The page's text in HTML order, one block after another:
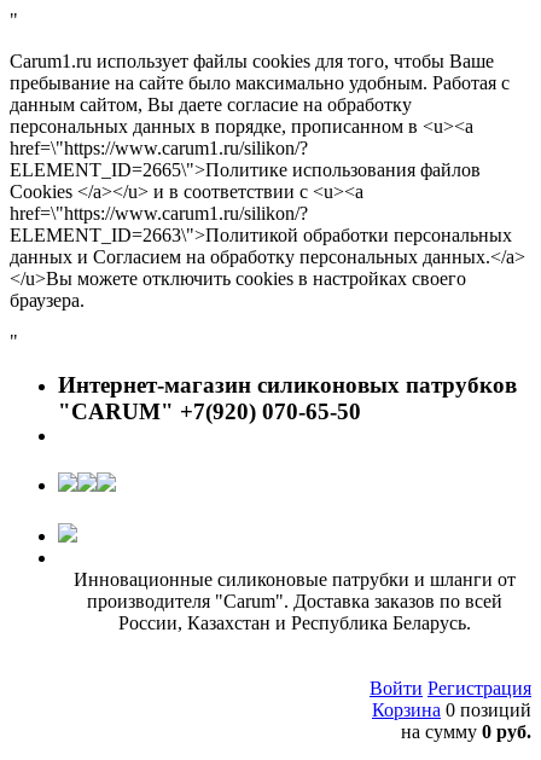
"
Carum1.ru использует файлы cookies для того, чтобы Ваше
пребывание на сайте было максимально удобным. Работая с
данным сайтом, Вы даете согласие на обработку
персональных данных в порядке, прописанном в <u><a
href=\"https://www.carum1.ru/silikon/?
ELEMENT_ID=2665\">Политике использования файлов
Cookies </a></u> и в соответствии с <u><a
href=\"https://www.carum1.ru/silikon/?
ELEMENT_ID=2663\">Политикой обработки персональных
данных и Согласием на обработку персональных данных.</a>
</u>Вы можете отключить cookies в настройках своего
браузера.
"
Интернет-магазин силиконовых патрубков
"CARUM" +7(920) 070-65-50
Инновационные силиконовые патрубки и шланги от
производителя "Carum". Доставка заказов по всей
России, Казахстан и Республика Беларусь.
Войти Регистрация
Корзина 0 позиций
на сумму 0 руб.